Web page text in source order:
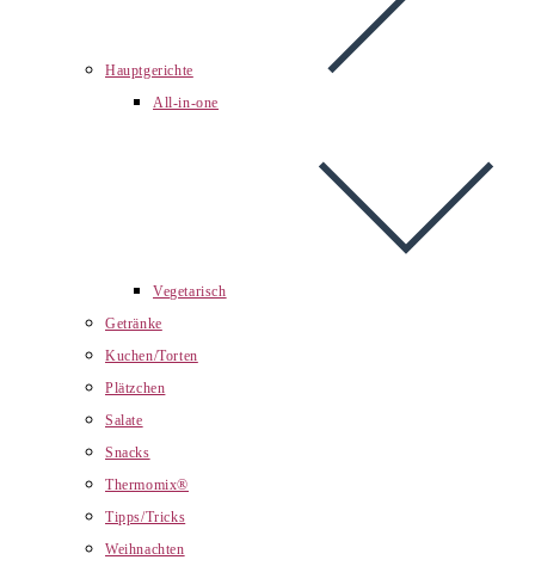
Hauptgerichte
All-in-one
Vegetarisch
Getränke
Kuchen/Torten
Plätzchen
Salate
Snacks
Thermomix®
Tipps/Tricks
Weihnachten